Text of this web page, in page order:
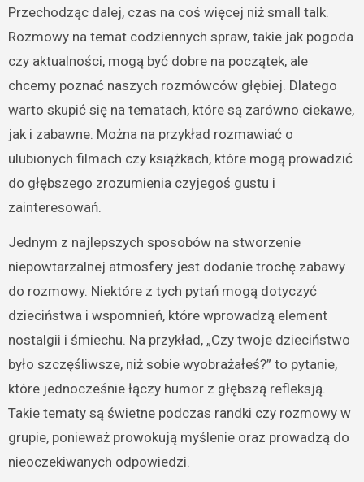
Przechodząc dalej, czas na coś więcej niż small talk.
Rozmowy na temat codziennych spraw, takie jak pogoda
czy aktualności, mogą być dobre na początek, ale
chcemy poznać naszych rozmówców głębiej. Dlatego
warto skupić się na tematach, które są zarówno ciekawe,
jak i zabawne. Można na przykład rozmawiać o
ulubionych filmach czy książkach, które mogą prowadzić
do głębszego zrozumienia czyjegoś gustu i
zainteresowań.
Jednym z najlepszych sposobów na stworzenie
niepowtarzalnej atmosfery jest dodanie trochę zabawy
do rozmowy. Niektóre z tych pytań mogą dotyczyć
dzieciństwa i wspomnień, które wprowadzą element
nostalgii i śmiechu. Na przykład, „Czy twoje dzieciństwo
było szczęśliwsze, niż sobie wyobrażałeś?” to pytanie,
które jednocześnie łączy humor z głębszą refleksją.
Takie tematy są świetne podczas randki czy rozmowy w
grupie, ponieważ prowokują myślenie oraz prowadzą do
nieoczekiwanych odpowiedzi.